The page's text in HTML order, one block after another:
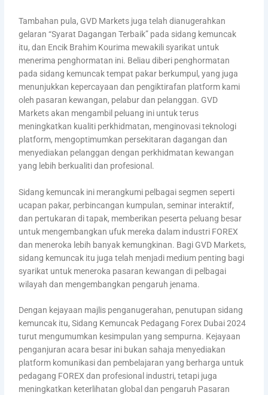
Tambahan pula, GVD Markets juga telah dianugerahkan
gelaran “Syarat Dagangan Terbaik” pada sidang kemuncak
itu, dan Encik Brahim Kourima mewakili syarikat untuk
menerima penghormatan ini. Beliau diberi penghormatan
pada sidang kemuncak tempat pakar berkumpul, yang juga
menunjukkan kepercayaan dan pengiktirafan platform kami
oleh pasaran kewangan, pelabur dan pelanggan. GVD
Markets akan mengambil peluang ini untuk terus
meningkatkan kualiti perkhidmatan, menginovasi teknologi
platform, mengoptimumkan persekitaran dagangan dan
menyediakan pelanggan dengan perkhidmatan kewangan
yang lebih berkualiti dan profesional.
Sidang kemuncak ini merangkumi pelbagai segmen seperti
ucapan pakar, perbincangan kumpulan, seminar interaktif,
dan pertukaran di tapak, memberikan peserta peluang besar
untuk mengembangkan ufuk mereka dalam industri FOREX
dan meneroka lebih banyak kemungkinan. Bagi GVD Markets,
sidang kemuncak itu juga telah menjadi medium penting bagi
syarikat untuk meneroka pasaran kewangan di pelbagai
wilayah dan mengembangkan pengaruh jenama.
Dengan kejayaan majlis penganugerahan, penutupan sidang
kemuncak itu, Sidang Kemuncak Pedagang Forex Dubai 2024
turut mengumumkan kesimpulan yang sempurna. Kejayaan
penganjuran acara besar ini bukan sahaja menyediakan
platform komunikasi dan pembelajaran yang berharga untuk
pedagang FOREX dan profesional industri, tetapi juga
meningkatkan keterlihatan global dan pengaruh Pasaran